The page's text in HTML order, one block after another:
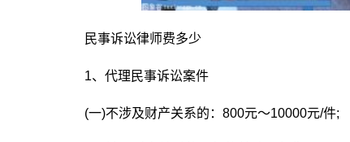
民事诉讼律师费多少
1、代理民事诉讼案件
(一)不涉及财产关系的：800元～10000元/件;